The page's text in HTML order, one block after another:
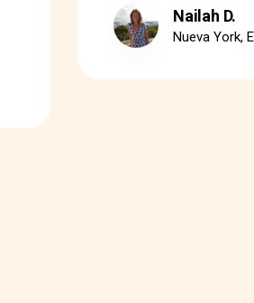
Nailah D.
Nueva York,